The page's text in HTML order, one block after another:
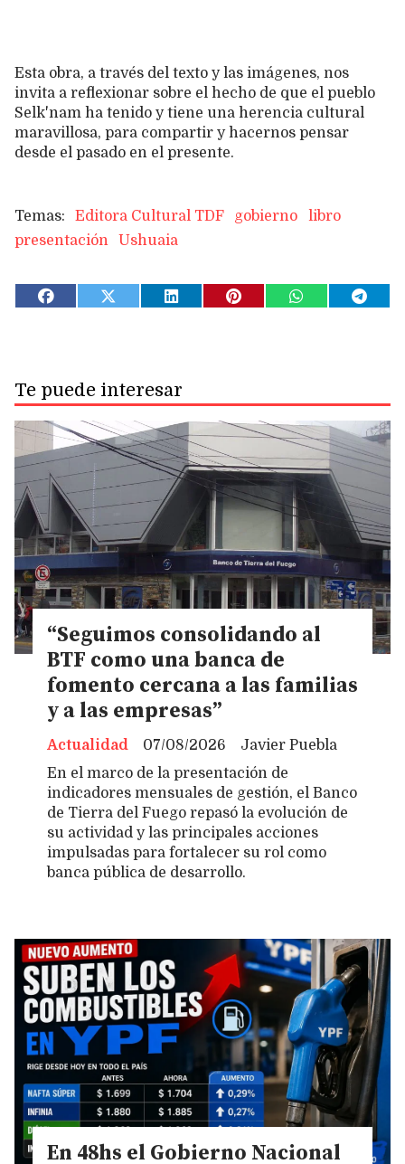
Esta obra, a través del texto y las imágenes, nos
invita a reflexionar sobre el hecho de que el pueblo
Selk'nam ha tenido y tiene una herencia cultural
maravillosa, para compartir y hacernos pensar
desde el pasado en el presente.
Editora Cultural TDF gobierno
libro
presentación
Ushuaia
Te puede interesar
“Seguimos consolidando al
BTF como una banca de
fomento cercana a las familias
y a las empresas”
Javier Puebla
Actualidad
07/08/2026
En el marco de la presentación de
indicadores mensuales de gestión, el Banco
de Tierra del Fuego repasó la evolución de
su actividad y las principales acciones
impulsadas para fortalecer su rol como
banca pública de desarrollo.
En 48hs el Gobierno Nacional